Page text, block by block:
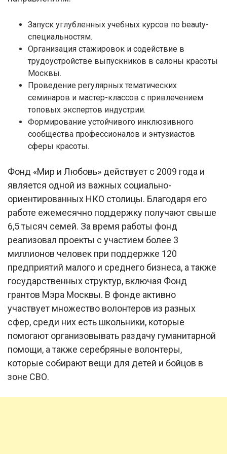
Запуск углубленных учебных курсов по beauty-
специальностям.
Организация стажировок и содействие в
трудоустройстве выпускников в салоны красоты
Москвы.
Проведение регулярных тематических
семинаров и мастер-классов с привлечением
топовых экспертов индустрии.
Формирование устойчивого инклюзивного
сообщества профессионалов и энтузиастов
сферы красоты.
Фонд «Мир и Любовь» действует с 2009 года и
является одной из важных социально-
ориентированных НКО столицы. Благодаря его
работе ежемесячно поддержку получают свыше
6,5 тысяч семей. За время работы фонд
реализовал проекты с участием более 3
миллионов человек при поддержке 120
предприятий малого и среднего бизнеса, а также
государственных структур, включая Фонд
грантов Мэра Москвы. В фонде активно
участвует множество волонтеров из разных
сфер, среди них есть школьники, которые
помогают организовывать раздачу гуманитарной
помощи, а также серебряные волонтеры,
которые собирают вещи для детей и бойцов в
зоне СВО.